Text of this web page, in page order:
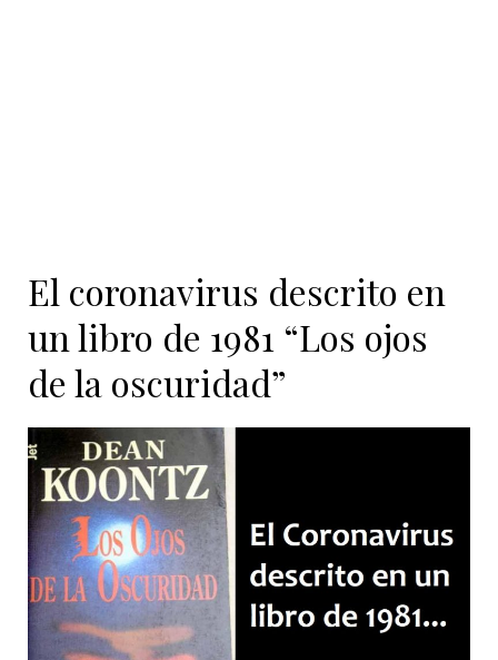
El coronavirus descrito en
un libro de 1981 “Los ojos
de la oscuridad”